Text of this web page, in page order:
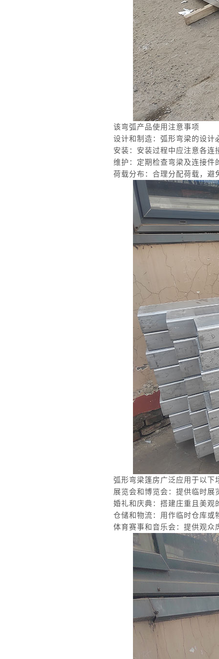
该弯弧产品使用注意事项
设计和制造：弧形弯梁的设计
安装：安装过程中应注意各
维护：定期检查弯梁及连接件
荷载分布：合理分配荷载，避
弧形弯梁篷房广泛应用于以下
展览会和博览会：提供临时展
婚礼和庆典：搭建庄重且美观
仓储和物流：用作临时仓库或
体育赛事和音乐会：提供观众